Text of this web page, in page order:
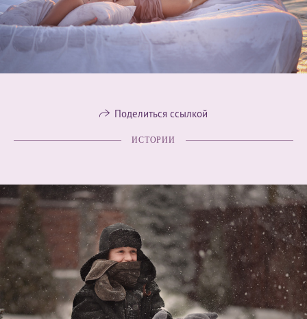
Поделиться ссылкой
ИСТОРИИ